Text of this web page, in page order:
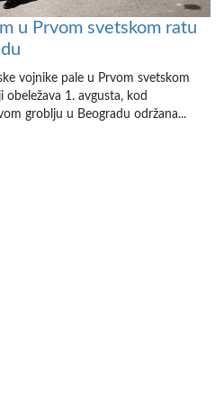
u Prvom svetskom ratu
vojnike pale u Prvom svetskom
obeležava 1. avgusta, kod
groblju u Beogradu održana...